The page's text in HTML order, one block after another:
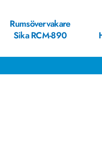
Rumsövervakare
Sika RCM-890